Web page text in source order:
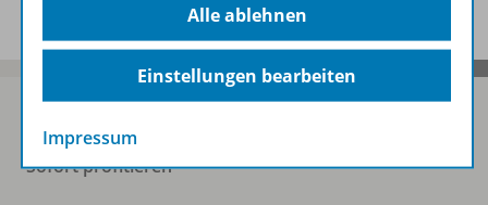
Sofort profitieren
Alle ablehnen
Einstellungen bearbeiten
Impressum